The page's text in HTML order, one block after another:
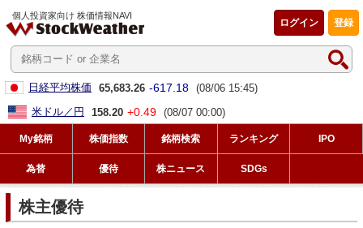
個人投資家向け 株価情報NAVI
登録
ログイン
日経平均株価 65,683.26 -617.18 (08/06 15:45)
米ドル／円
158.20 +0.49 (08/07 00:00)
My銘柄 株価指数 銘柄検索 ランキング IPO
為替 優待 株ニュース SDGs
株主優待